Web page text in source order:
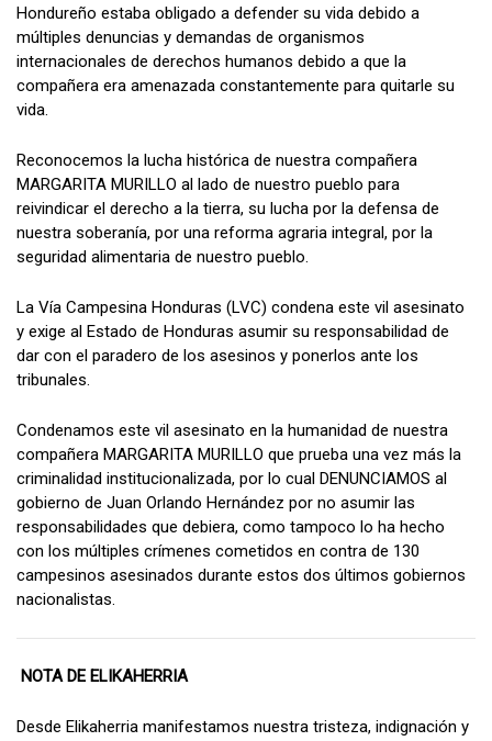
Hondureño estaba obligado a defender su vida debido a
múltiples denuncias y demandas de organismos
internacionales de derechos humanos debido a que la
compañera era amenazada constantemente para quitarle su
vida.
Reconocemos la lucha histórica de nuestra compañera
MARGARITA MURILLO al lado de nuestro pueblo para
reivindicar el derecho a la tierra, su lucha por la defensa de
nuestra soberanía, por una reforma agraria integral, por la
seguridad alimentaria de nuestro pueblo.
La Vía Campesina Honduras (LVC) condena este vil asesinato
y exige al Estado de Honduras asumir su responsabilidad de
dar con el paradero de los asesinos y ponerlos ante los
tribunales.
Condenamos este vil asesinato en la humanidad de nuestra
compañera MARGARITA MURILLO que prueba una vez más la
criminalidad institucionalizada, por lo cual DENUNCIAMOS al
gobierno de Juan Orlando Hernández por no asumir las
responsabilidades que debiera, como tampoco lo ha hecho
con los múltiples crímenes cometidos en contra de 130
campesinos asesinados durante estos dos últimos gobiernos
nacionalistas.
NOTA DE ELIKAHERRIA
Desde Elikaherria manifestamos nuestra tristeza, indignación y